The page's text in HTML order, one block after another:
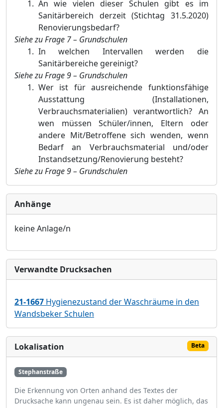
An wie vielen dieser Schulen gibt es im
Sanitärbereich derzeit (Stichtag 31.5.2020)
Renovierungsbedarf?
Siehe zu Frage 7 – Grundschulen
In welchen Intervallen werden die
Sanitärbereiche gereinigt?
Siehe zu Frage9 – Grundschulen
Wer ist für ausreichende funktionsfähige
Ausstattung (Installationen,
Verbrauchsmaterialien) verantwortlich? An
wen müssen Schüler/innen, Eltern oder
andere Mit/Betroffene sich wenden, wenn
Bedarf an Verbrauchsmaterial und/oder
Instandsetzung/Renovierung besteht?
Siehe zu Frage9 – Grundschulen
Anhänge
keine Anlage/n
Verwandte Drucksachen
21-1667 Hygienezustand der Waschräume in den
Wandsbeker Schulen
Lokalisation Beta
Stephanstraße
Die Erkennung von Orten anhand des Textes der
Drucksache kann ungenau sein. Es ist daher möglich, das